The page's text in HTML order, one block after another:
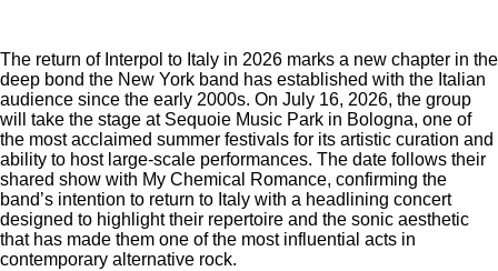
The return of Interpol to Italy in 2026 marks a new chapter in the
deep bond the New York band has established with the Italian
audience since the early 2000s. On July 16, 2026, the group
will take the stage at Sequoie Music Park in Bologna, one of
the most acclaimed summer festivals for its artistic curation and
ability to host large-scale performances. The date follows their
shared show with My Chemical Romance, confirming the
band’s intention to return to Italy with a headlining concert
designed to highlight their repertoire and the sonic aesthetic
that has made them one of the most influential acts in
contemporary alternative rock.